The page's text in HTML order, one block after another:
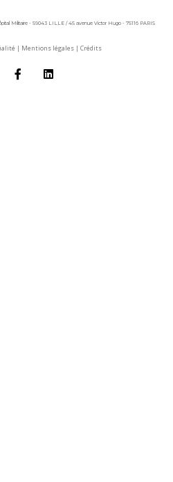
Militaire - 59043 LILLE / 45 avenue Victor Hugo - 75116 PARIS
| Mentions légales | Crédits